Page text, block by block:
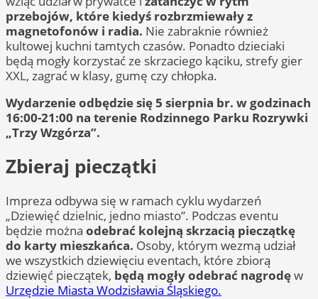
przebojów, które kiedyś rozbrzmiewały z
magnetofonów i radia. Nie zabraknie również
kultowej kuchni tamtych czasów. Ponadto dzieciaki
będą mogły korzystać ze skrzaciego kąciku, strefy gier
XXL, zagrać w klasy, gumę czy chłopka.
Wydarzenie odbędzie się 5 sierpnia br. w godzinach
16:00-21:00 na terenie Rodzinnego Parku Rozrywki
„Trzy Wzgórza”.
Zbieraj pieczątki
Impreza odbywa się w ramach cyklu wydarzeń
„Dziewięć dzielnic, jedno miasto”. Podczas eventu
będzie można odebrać kolejną skrzacią pieczątkę
do karty mieszkańca. Osoby, którym wezmą udział
we wszystkich dziewięciu eventach, które zbiorą
dziewięć pieczątek, będą mogły odebrać nagrodęw
Urzędzie Miasta Wodzisławia Śląskiego.